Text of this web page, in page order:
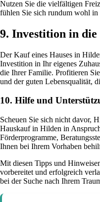
Nutzen Sie die vielfältigen
fühlen Sie sich rundum wohl in
9. Investition in
Der Kauf eines Hauses in
Investition in Ihr eigenes
die Ihrer Familie. Profitieren
und der guten Lebensqualität,
10. Hilfe und
Scheuen Sie sich nicht davor,
Hauskauf in Hilden in
Förderprogramme,
Ihnen bei Ihrem Vorhaben
Mit diesen Tipps und
vorbereitet und erfolgreich
bei der Suche nach Ihrem